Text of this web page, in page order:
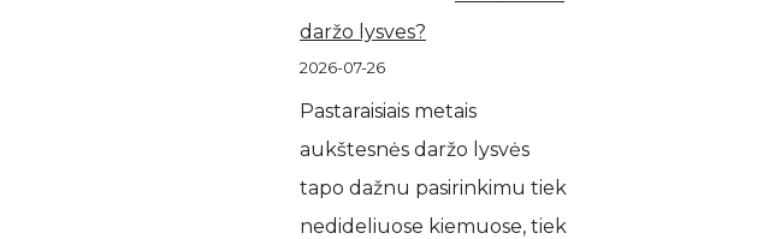
daržo lysves?
2026-07-26
Pastaraisiais metais
aukštesnės daržo lysvės
tapo dažnu pasirinkimu tiek
nedideliuose kiemuose, tiek